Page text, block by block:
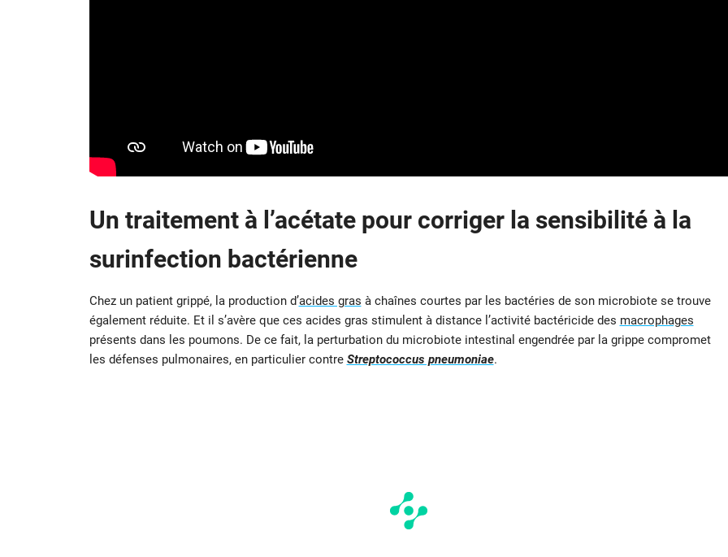
Un traitement à l’acétate pour corriger la sensibilité à la
surinfection bactérienne
Chez un patient grippé, la production d’acides gras à chaînes courtes par les bactéries de son microbiote se trouve
également réduite. Et il s’avère que ces acides gras stimulent à distance l’activité bactéricide des macrophages
présents dans les poumons. De ce fait, la perturbation du microbiote intestinal engendrée par la grippe compromet
les défenses pulmonaires, en particulier contre Streptococcus pneumoniae.